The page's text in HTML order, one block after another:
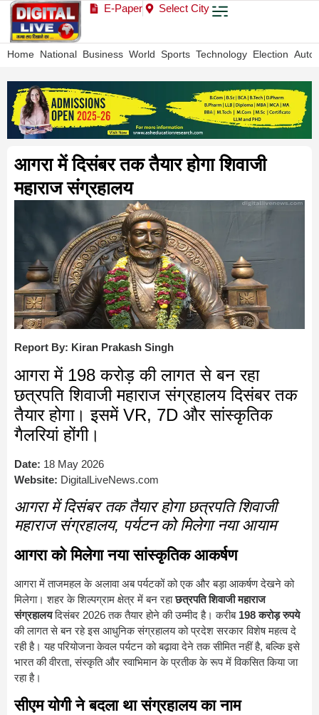
E-Paper Select City
Home National Business World Sports Technology Election Auto
आगरा में दिसंबर तक तैयार होगा शिवाजी
महाराज संग्रहालय
Report By: Kiran Prakash Singh
आगरा में 198 करोड़ की लागत से बन रहा
छत्रपति शिवाजी महाराज संग्रहालय दिसंबर तक
तैयार होगा। इसमें VR, 7D और सांस्कृतिक
गैलरियां होंगी।
Date: 18 May 2026
Website: DigitalLiveNews.com
आगरा में दिसंबर तक तैयार होगा छत्रपति शिवाजी
महाराज संग्रहालय, पर्यटन को मिलेगा नया आयाम
आगरा को मिलेगा नया सांस्कृतिक आकर्षण
आगरा में ताजमहल के अलावा अब पर्यटकों को एक और बड़ा आकर्षण देखने को
मिलेगा। शहर के शिल्पग्राम क्षेत्र में बन रहाछत्रपति शिवाजी महाराज
संग्रहालयदिसंबर 2026 तक तैयार होने की उम्मीद है। करीब 198 करोड़ रुपये
की लागत से बन रहे इस आधुनिक संग्रहालय को प्रदेश सरकार विशेष महत्व दे
रही है। यह परियोजना केवल पर्यटन को बढ़ावा देने तक सीमित नहीं है, बल्कि इसे
भारत की वीरता, संस्कृति और स्वाभिमान के प्रतीक के रूप में विकसित किया जा
रहा है।
सीएम योगी ने बदला था संग्रहालय का नाम